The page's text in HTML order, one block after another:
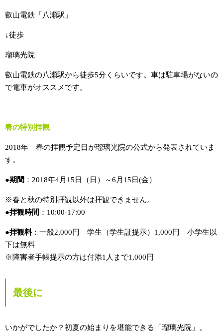
叡山電鉄「八瀬駅」
↓徒歩
瑠璃光院
叡山電鉄の八瀬駅から徒歩5分くらいです。車は駐車場がないの
で電車がオススメです。
春の特別拝観
2018年 春の拝観予定日が瑠璃光院の公式から発表されていま
す。
●期間 ：2018年4月15日（日）～6月15日(金）
※春と秋の特別拝観以外は拝観できません。
●拝観時間 ：10:00-17:00
●拝観料：一般2,000円 学生（学生証提示）1,000円 小学生以
下は無料
※障害者手帳提示の方は付添1人まで1,000円
最後に
いかがでしたか？初夏の始まりを堪能できる「瑠璃光院」。